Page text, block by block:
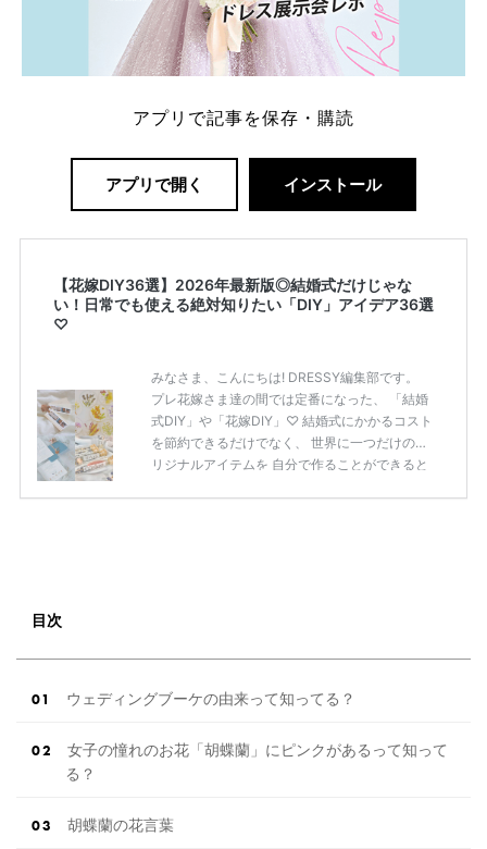
アプリで記事を保存・購読
アプリで開く インストール
【花嫁DIY36選】2026年最新版◎結婚式だけじゃな
い！日常でも使える絶対知りたい「DIY」アイデア36選
♡
みなさま、こんにちは! DRESSY編集部です。
プレ花嫁さま達の間では定番になった、 「結婚
式DIY」や「花嫁DIY」♡ 結婚式にかかるコスト
を節約できるだけでなく、 世界に一つだけのオ
リジナルアイテムを 自分で作ることができると
ン内容をま […]続きを読む
目次
ウェディングブーケの由来って知ってる？
女子の憧れのお花「胡蝶蘭」にピンクがあるって知って
る？
胡蝶蘭の花言葉